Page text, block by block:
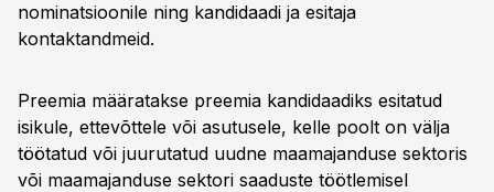
nominatsioonile ning kandidaadi ja esitaja
kontaktandmeid.
Preemia määratakse preemia kandidaadiks esitatud
isikule, ettevõttele või asutusele, kelle poolt on välja
töötatud või juurutatud uudne maamajanduse sektoris
või maamajanduse sektori saaduste töötlemisel